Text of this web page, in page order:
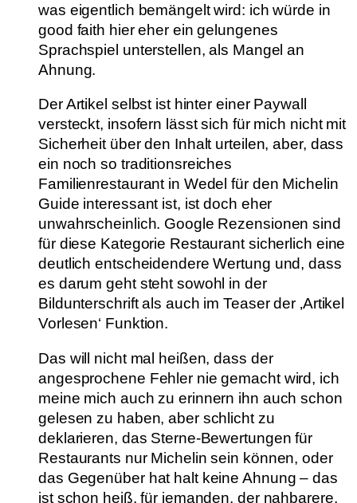
was eigentlich bemängelt wird: ich würde in
good faith hier eher ein gelungenes
Sprachspiel unterstellen, als Mangel an
Ahnung.
Der Artikel selbst ist hinter einer Paywall
versteckt, insofern lässt sich für mich nicht mit
Sicherheit über den Inhalt urteilen, aber, dass
ein noch so traditionsreiches
Familienrestaurant in Wedel für den Michelin
Guide interessant ist, ist doch eher
unwahrscheinlich. Google Rezensionen sind
für diese Kategorie Restaurant sicherlich eine
deutlich entscheidendere Wertung und, dass
es darum geht steht sowohl in der
Bildunterschrift als auch im Teaser der ‚Artikel
Vorlesen‘ Funktion.
Das will nicht mal heißen, dass der
angesprochene Fehler nie gemacht wird, ich
meine mich auch zu erinnern ihn auch schon
gelesen zu haben, aber schlicht zu
deklarieren, das Sterne-Bewertungen für
Restaurants nur Michelin sein können, oder
das Gegenüber hat halt keine Ahnung – das
ist schon heiß, für jemanden, der nahbarere,